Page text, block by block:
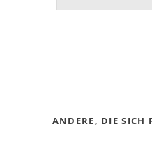
ANDERE, DIE SICH